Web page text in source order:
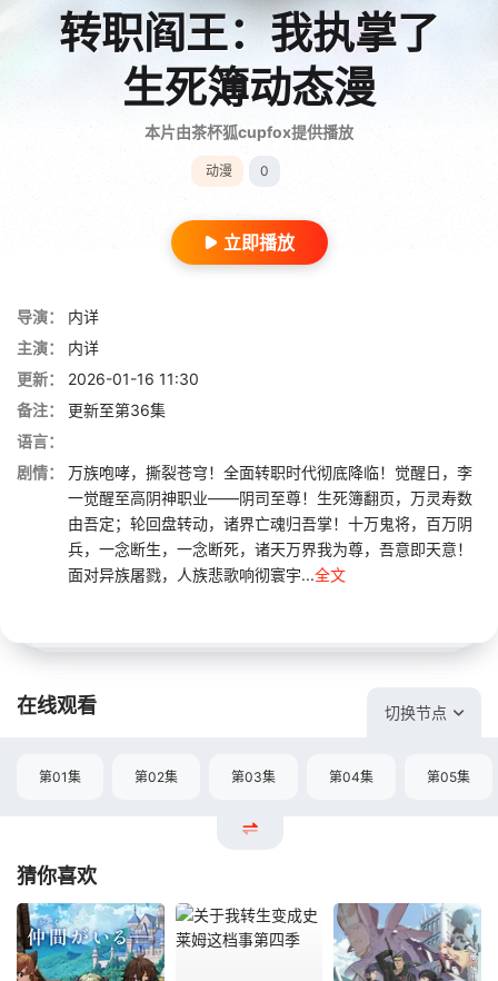
转职阎王：我执掌了
生死簿动态漫
本片由茶杯狐cupfox提供播放
动漫 0
立即播放
导演：
内详
主演：
内详
更新：
2026-01-16 11:30
备注：
更新至第36集
语言：
剧情：
万族咆哮，撕裂苍穹！全面转职时代彻底降临！觉醒日，李
一觉醒至高阴神职业——阴司至尊！生死簿翻页，万灵寿数
由吾定；轮回盘转动，诸界亡魂归吾掌！十万鬼将，百万阴
兵，一念断生，一念断死，诸天万界我为尊，吾意即天意！
面对异族屠戮，人族悲歌响彻寰宇...全文
在线观看 切换节点
第01集 第02集 第03集 第04集 第05集
猜你喜欢